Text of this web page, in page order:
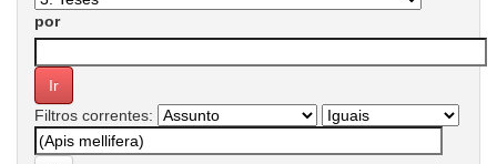
por
Filtros correntes: